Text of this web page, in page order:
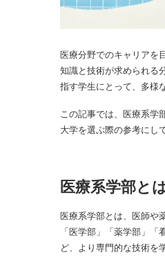
医療分野でのキャリアを
知識と技術が求められる
指す学生にとって、多様
この記事では、医療系学
大学を選ぶ際の参考にし
医療系学部と
医療系学部とは、医師や
「医学部」「薬学部」
ど、より専門的な技術を